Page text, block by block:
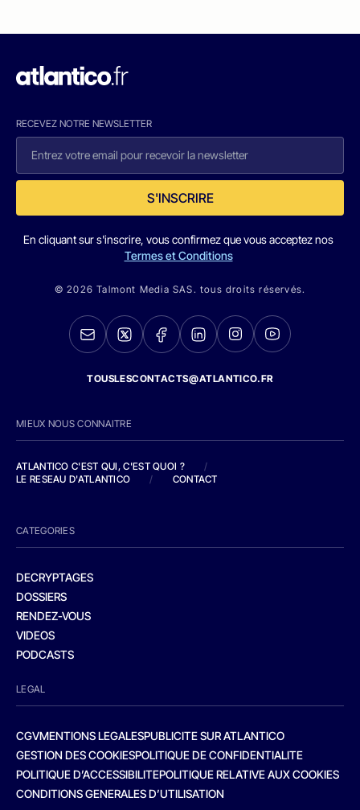
RECEVEZ NOTRE NEWSLETTER
S'INSCRIRE
En cliquant sur s'inscrire, vous confirmez que vous acceptez nos
Termes et Conditions
© 2026 Talmont Media SAS. tous droits réservés.
TOUSLESCONTACTS@ATLANTICO.FR
MIEUX NOUS CONNAITRE
ATLANTICO C'EST QUI, C'EST QUOI ?
/
LE RESEAU D'ATLANTICO
/ CONTACT
CATEGORIES
DECRYPTAGES
DOSSIERS
RENDEZ-VOUS
VIDEOS
PODCASTS
LEGAL
CGVMENTIONS LEGALESPUBLICITE SUR ATLANTICO
GESTION DES COOKIESPOLITIQUE DE CONFIDENTIALITE
POLITIQUE D’ACCESSIBILITEPOLITIQUE RELATIVE AUX COOKIES
CONDITIONS GENERALES D’UTILISATION